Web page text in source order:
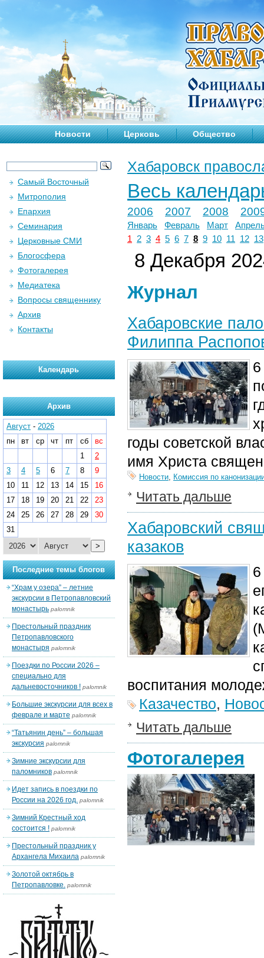
Новости Церковь Общество
Хабаровск
Весь
2006 2007 2008
Январь Февраль Март
1
2 3 4 5 6 7 8 9 10 11 12 13
8 Декабря
Журнал
Хабаровские
Филиппа
годы советской
имя Христа
Новости, Комиссия по
Читать дальше
Хабаровский
казаков
воспитания
Казачество,
Читать дальше
Фотогалерея
Самый Восточный
Митрополия
Епархия
Семинария
Церковные СМИ
Блогосфера
Фотогалерея
Медиатека
Вопросы священнику
Архив
Контакты
Календарь
Архив
Август - 2026
пн
вт ср чт пт сб
вс
1
2
3
4 5 6 7 8
9
10
11 12 13 14 15
16
17
18 19 20 21 22
23
24
25 26 27 28 29
30
31
>
Последние темы блогов
“Храм у озера” – летние
экскурсии в Петропавловский
монастырь palomnik
Престольный праздник
Петропавловского
монастыря palomnik
Поездки по России 2026 –
специально для
дальневосточников ! palomnik
Большие экскурсии для всех в
феврале и марте palomnik
“Татьянин день” – большая
экскурсия palomnik
Зимние экскурсии для
паломников palomnik
Идет запись в поездки по
России на 2026 год. palomnik
Зимний Крестный ход
состоится ! palomnik
Престольный праздник у
Архангела Михаила palomnik
Золотой октябрь в
Петропавловке. palomnik